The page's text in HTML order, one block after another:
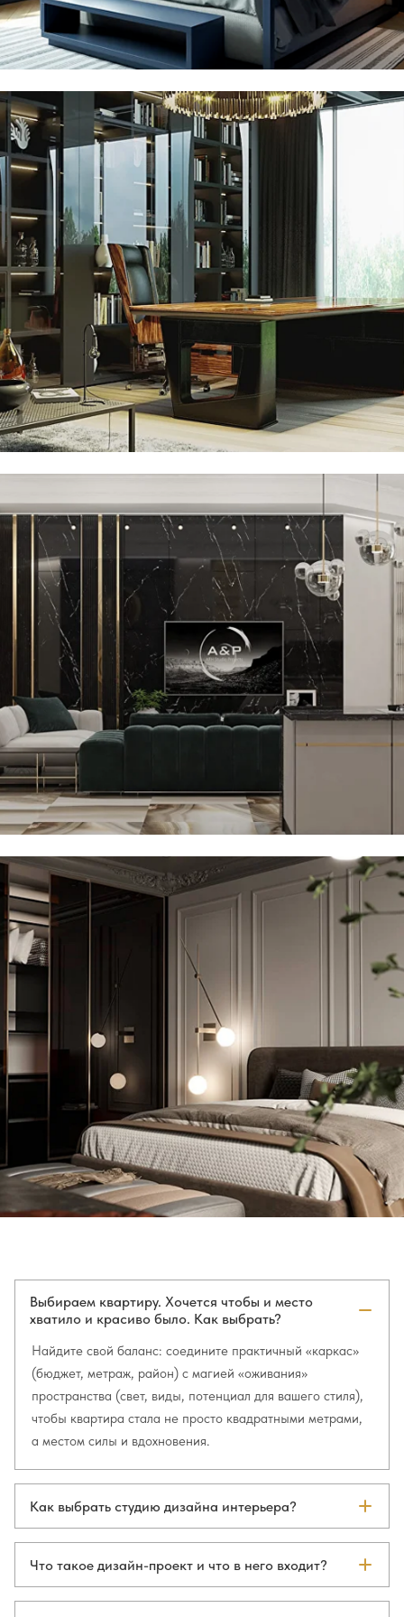
Выбираем квартиру. Хочется чтобы и место
хватило и красиво было. Как выбрать?
Найдите свой баланс: соедините практичный «каркас»
(бюджет, метраж, район) с магией «оживания»
пространства (свет, виды, потенциал для вашего стиля),
чтобы квартира стала не просто квадратными метрами,
а местом силы и вдохновения.
Как выбрать студию дизайна интерьера?
Выберите того, кто говорит с вами на языке ваших
ценностей, а на языке чертежей — со строителями.
Что такое дизайн-проект и что в него входит?
Дизайн-проект — это полный комплект документов и